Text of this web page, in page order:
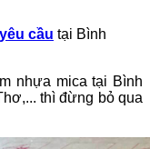
cầu tại Bình
nhựa mica tại Bình
thì đừng bỏ qua